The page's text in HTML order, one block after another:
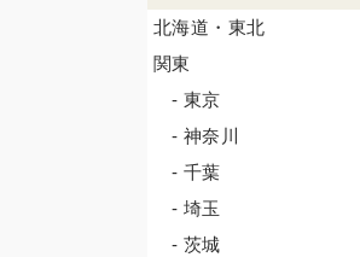
北海道・東北
関東
- 東京
- 神奈川
- 千葉
- 埼玉
- 茨城